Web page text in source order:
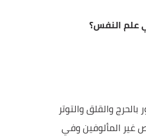
علم النفس؟
والقلق والتوتر
غير المألوفين وفي